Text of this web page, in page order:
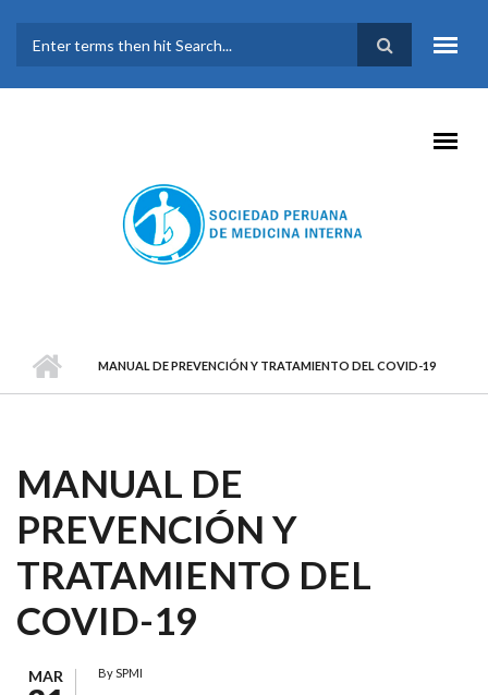
FORMULARIO DE
BÚSQUEDA
MANUAL DE PREVENCIÓN Y TRATAMIENTO DEL COVID-19
MANUAL DE
PREVENCIÓN Y
TRATAMIENTO DEL
COVID-19
MAR BySPMI